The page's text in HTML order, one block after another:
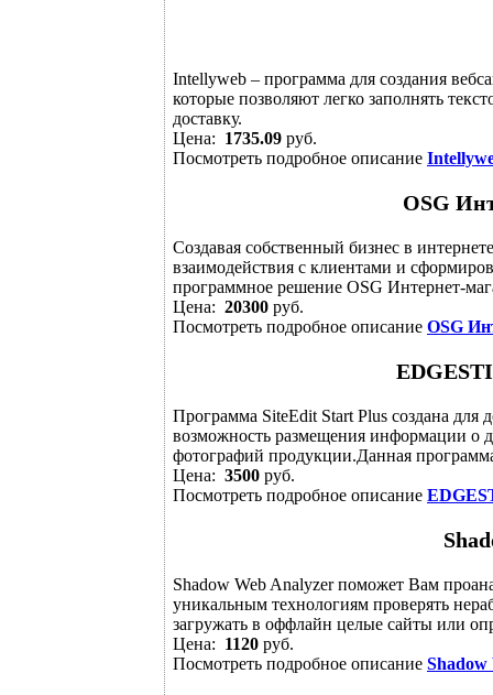
Intellyweb – программа для создания
которые позволяют легко заполнять
доставку.
Цена: 1735.09 руб.
Посмотреть подробное описание
OSG
Создавая собственный бизнес в
взаимодействия с клиентами и
программное решение OSG Интернет-
Цена: 20300 руб.
Посмотреть подробное описание OSG
Программа SiteEdit Start Plus создана
возможность размещения информации о
фотографий продукции.Данная
Цена: 3500 руб.
Посмотреть подробное описание
Shadow Web Analyzer поможет Вам
уникальным технологиям проверять
загружать в оффлайн целые сайты или
Цена: 1120 руб.
Посмотреть подробное описание Shadow